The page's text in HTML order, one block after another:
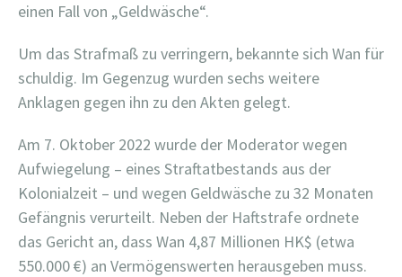
einen Fall von „Geldwäsche“.
Um das Strafmaß zu verringern, bekannte sich Wan für
schuldig. Im Gegenzug wurden sechs weitere
Anklagen gegen ihn zu den Akten gelegt.
Am 7. Oktober 2022 wurde der Moderator wegen
Aufwiegelung – eines Straftatbestands aus der
Kolonialzeit – und wegen Geldwäsche zu 32 Monaten
Gefängnis verurteilt. Neben der Haftstrafe ordnete
das Gericht an, dass Wan 4,87 Millionen HK$ (etwa
550.000 €) an Vermögenswerten herausgeben muss.